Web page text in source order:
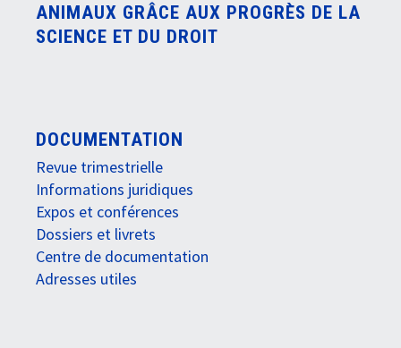
ANIMAUX GRÂCE AUX PROGRÈS DE LA
SCIENCE ET DU DROIT
DOCUMENTATION
Revue trimestrielle
Informations juridiques
Expos et conférences
Dossiers et livrets
Centre de documentation
Adresses utiles